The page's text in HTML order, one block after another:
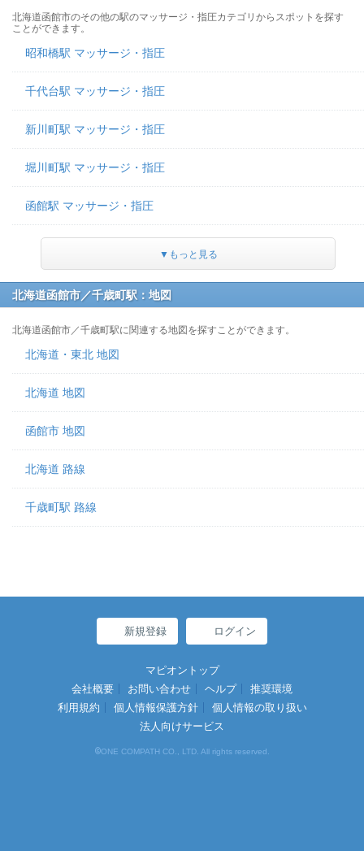
北海道函館市のその他の駅のマッサージ・指圧カテゴリからスポットを探す
ことができます。
昭和橋駅 マッサージ・指圧
千代台駅 マッサージ・指圧
新川町駅 マッサージ・指圧
堀川町駅 マッサージ・指圧
函館駅 マッサージ・指圧
▼もっと見る
北海道函館市／千歳町駅：地図
北海道函館市／千歳町駅に関連する地図を探すことができます。
北海道・東北 地図
北海道 地図
函館市 地図
北海道 路線
千歳町駅 路線
新規登録 ログイン
マピオントップ
会社概要
お問い合わせ ヘルプ
推奨環境
利用規約
個人情報保護方針
個人情報の取り扱い
法人向けサービス
©ONE COMPATH CO., LTD. All rights reserved.